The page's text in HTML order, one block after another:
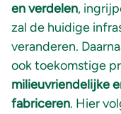
en verdelen,
zal de huidige
veranderen.
ook toekomstige
milieuvriendelijke
fabriceren. Hier